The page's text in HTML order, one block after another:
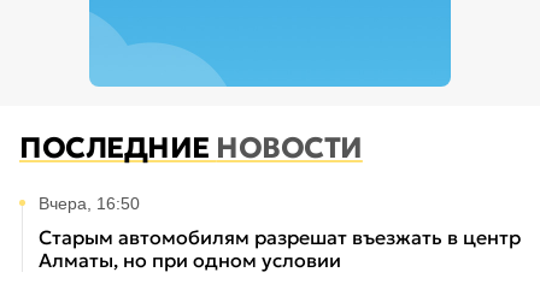
ПОСЛЕДНИЕ НОВОСТИ
Вчера, 16:50
Старым автомобилям разрешат въезжать в центр
Алматы, но при одном условии